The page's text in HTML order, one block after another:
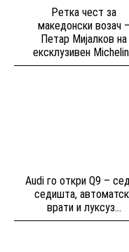
Ретка чест за
македонски возач –
Петар Мијалков на
ексклузивен
Audi го откри Q9 –
седишта,
врати и луксуз...